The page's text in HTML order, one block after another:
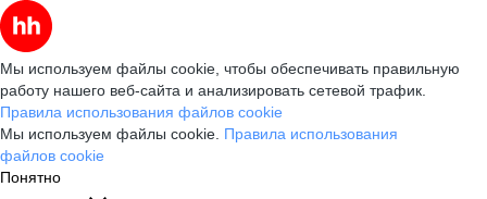
Мы используем файлы cookie, чтобы обеспечивать правильную
работу нашего веб-сайта и анализировать сетевой трафик.
Правила использования файлов cookie
Мы используем файлы cookie. Правила использования
файлов cookie
Понятно